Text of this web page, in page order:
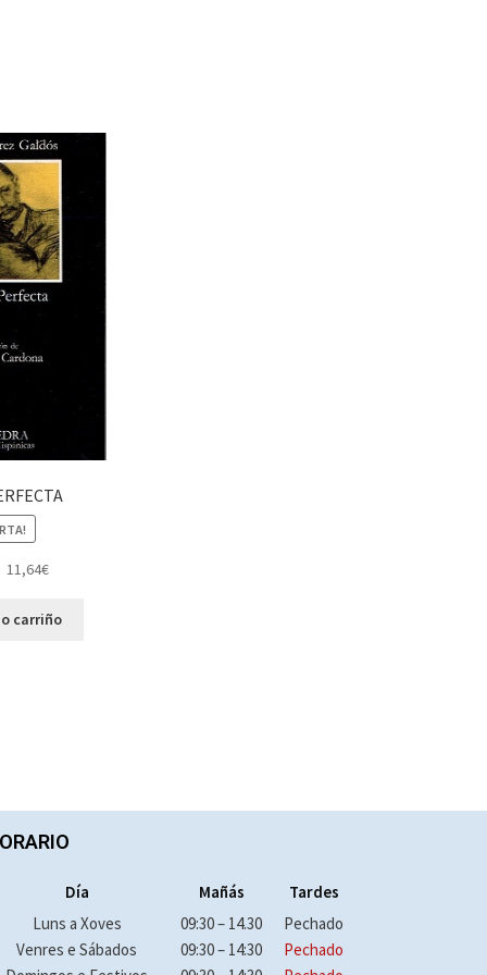
11,64€
carriño
Día Mañás
Tardes
Luns a Xoves
09:30 – 14.30
Pechado
Venres e Sábados
09:30 – 14:30
Pechado